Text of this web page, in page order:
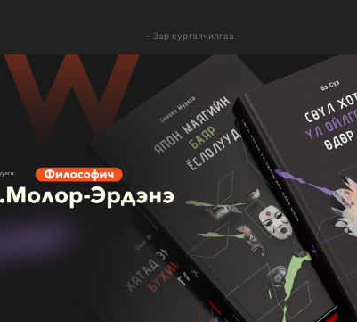
- Зар сурталчилгаа -